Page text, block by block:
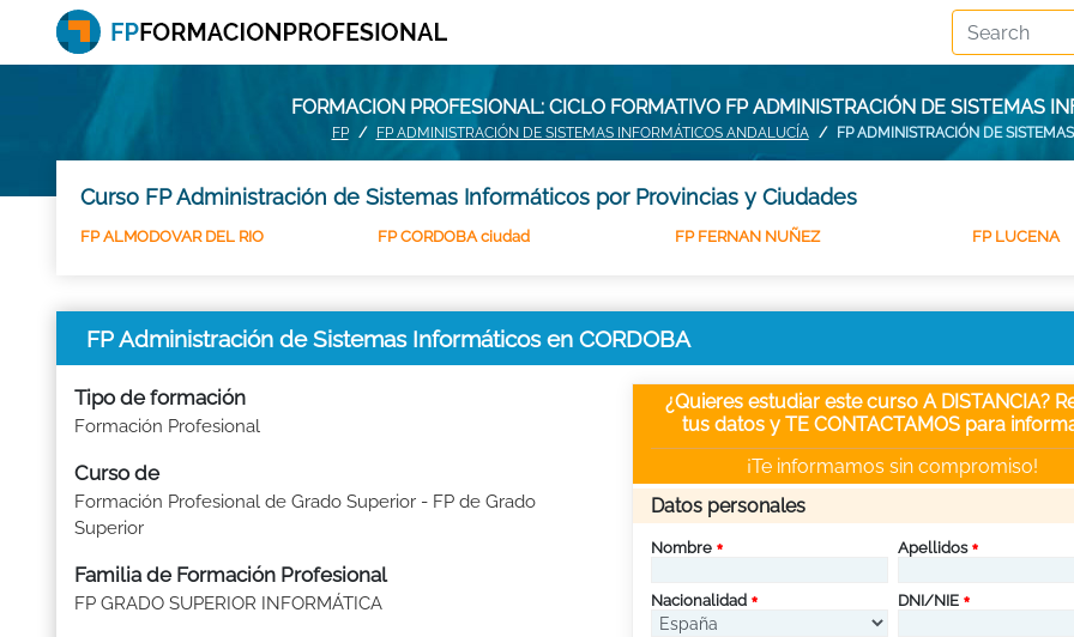
FORMACION PROFESIONAL: CICLO FORMATIVO FP ADMINISTRACIÓN DE SISTEMAS
FP FP ADMINISTRACIÓN DE SISTEMAS INFORMÁTICOS ANDALUCÍA FP ADMINISTRACIÓN DE
Curso FP Administración de Sistemas Informáticos por Provincias y Ciudades
FP ALMODOVAR DEL RIO FP CORDOBA ciudad FP FERNAN NUÑEZ FP LUCENA
FP Administración de Sistemas Informáticos en CORDOBA
Tipo de formación
Formación Profesional
Curso de
Formación Profesional de Grado Superior - FP de Grado
Superior
Familia de Formación Profesional
FP GRADO SUPERIOR INFORMÁTICA
¿Quieres estudiar este curso A DISTANCIA?
tus datos y TE CONTACTAMOS para
¡Te informamos sin compromiso!
Datos personales
Nombre Apellidos
Nacionalidad DNI/NIE